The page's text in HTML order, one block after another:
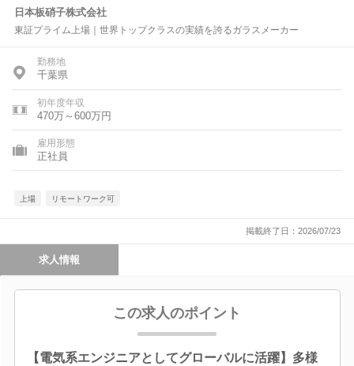
日本板硝子株式会社
東証プライム上場｜世界トップクラスの実績を誇るガラスメーカー
勤務地
千葉県
初年度年収
470万～600万円
雇用形態
正社員
上場 リモートワーク可
掲載終了日：2026/07/23
求人情報
この求人のポイント
【電気系エンジニアとしてグローバルに活躍】多様